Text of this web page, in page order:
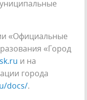
«Официальные
«Город
и на
города
docs/.